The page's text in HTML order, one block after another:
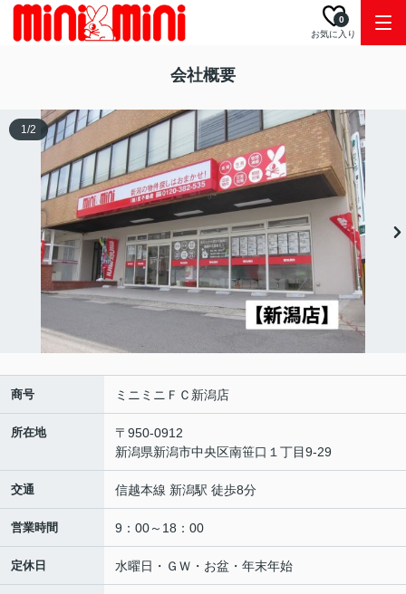
お気に入り
0
会社概要
1/2
商号 ミニミニＦＣ新潟店
所在地
〒950-0912
新潟県新潟市中央区南笹口１丁目9-29
交通 信越本線 新潟駅 徒歩8分
営業時間 9：00～18：00
定休日 水曜日・ＧＷ・お盆・年末年始